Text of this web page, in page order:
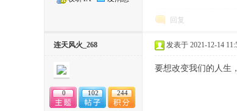
回复
连天风火_268
0 102 244
发表于 2021-12-14
要想改变我们的人生